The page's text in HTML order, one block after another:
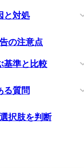
と対処
の注意点
基準と比較
る質問
択肢を判断